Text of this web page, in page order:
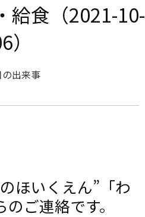
給食（2021-10-
）
出来事
ほいくえん”「わ
ご連絡です。